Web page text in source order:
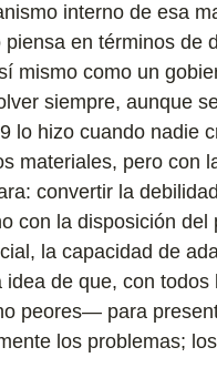
interno de esa
en términos de
mismo como un
siempre, aunque
lo hizo cuando nadie
materiales, pero con
convertir la
con la disposición
la capacidad de
de que, con
peores— para
los problemas;